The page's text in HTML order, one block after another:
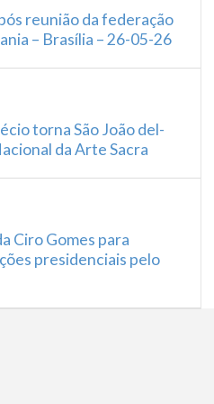
reunião da federação
– Brasília – 26-05-26
torna São João del-
da Arte Sacra
Ciro Gomes para
presidenciais pelo